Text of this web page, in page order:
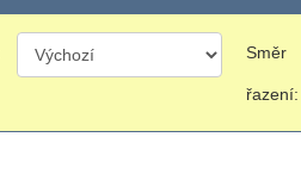
Směr
řazení: